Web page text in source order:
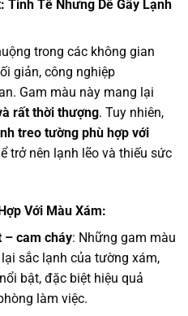
Tinh Tế Nhưng Dễ Gây Lạnh
trong các không gian
giản, công nghiệp
Gam màu này mang lại
rất thời thượng. Tuy nhiên,
treo tường phù hợp với
trở nên lạnh lẽo và thiếu sức
Với Màu Xám:
– cam cháy: Những gam màu
sắc lạnh của tường xám,
bật, đặc biệt hiệu quả
làm việc.